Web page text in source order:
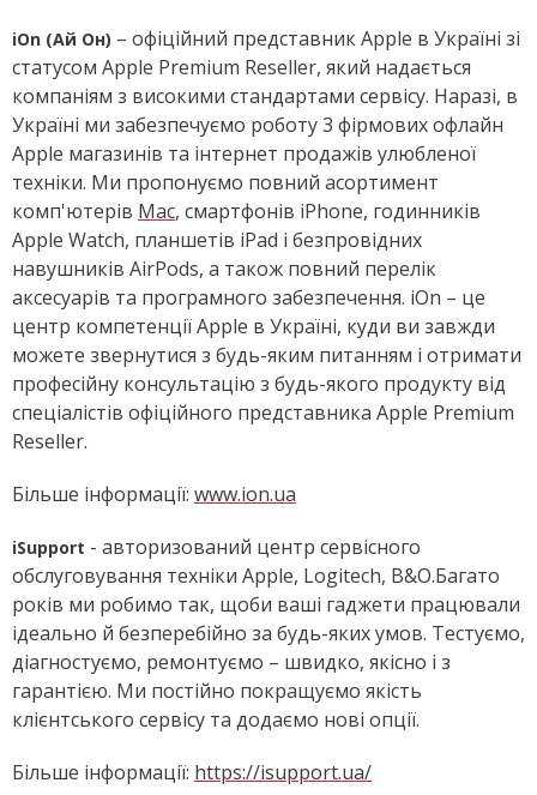
iOn (Ай Он) – офіційний представник Apple в Україні зі
статусом Apple Premium Reseller, який надається
компаніям з високими стандартами сервісу. Наразі, в
Україні ми забезпечуємо роботу 3 фірмових офлайн
Apple магазинів та інтернет продажів улюбленої
техніки. Ми пропонуємо повний асортимент
комп'ютерів Mac, смартфонів iPhone, годинників
Apple Watch, планшетів iPad і безпровідних
навушників AirPods, а також повний перелік
аксесуарів та програмного забезпечення. iOn – це
центр компетенції Apple в Україні, куди ви завжди
можете звернутися з будь-яким питанням і отримати
професійну консультацію з будь-якого продукту від
спеціалістів офіційного представника Apple Premium
Reseller.
Більше інформації: www.ion.ua
iSupport - авторизований центр сервісного
обслуговування техніки Apple, Logitech, B&O.Багато
років ми робимо так, щоби ваші гаджети працювали
ідеально й безперебійно за будь-яких умов. Тестуємо,
діагностуємо, ремонтуємо – швидко, якісно і з
гарантією. Ми постійно покращуємо якість
клієнтського сервісу та додаємо нові опції.
Більше інформації: https://isupport.ua/